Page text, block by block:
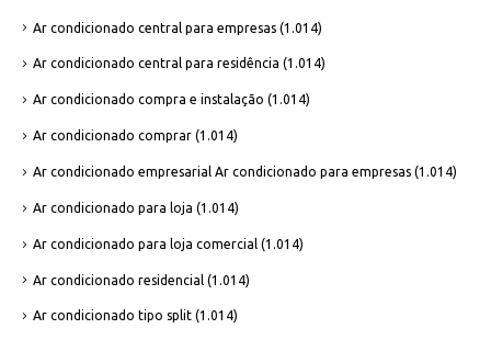
Ar condicionado central para empresas (1.014)
Ar condicionado central para residência (1.014)
Ar condicionado compra e instalação (1.014)
Ar condicionado comprar (1.014)
Ar condicionado empresarial Ar condicionado para empresas (1.014)
Ar condicionado para loja (1.014)
Ar condicionado para loja comercial (1.014)
Ar condicionado residencial (1.014)
Ar condicionado tipo split (1.014)